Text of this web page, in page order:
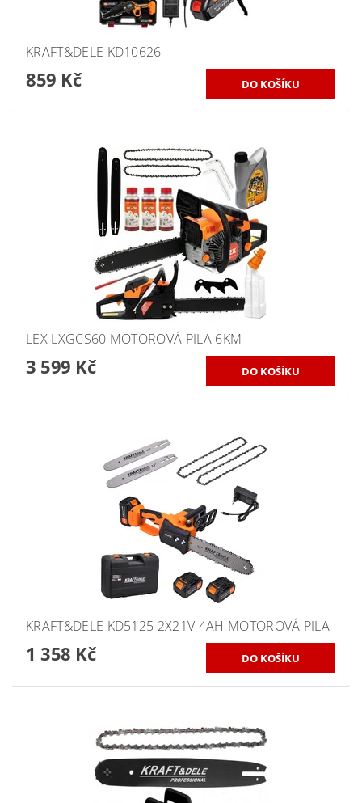
KRAFT&DELE KD10626
859 Kč
LEX LXGCS60 MOTOROVÁ PILA 6KM
3 599 Kč
KRAFT&DELE KD5125 2X21V 4AH MOTOROVÁ PILA
1 358 Kč